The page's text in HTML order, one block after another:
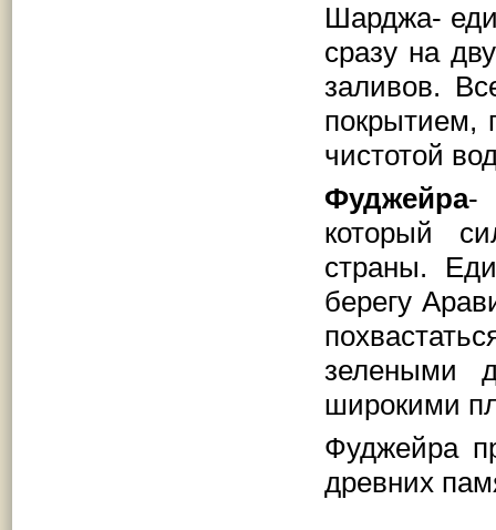
Шарджа-
сразу на
заливов.
покрытием,
чистотой
Фуджейра-
который
страны.
берегу
зелеными
широкими
Фуджейра
древних